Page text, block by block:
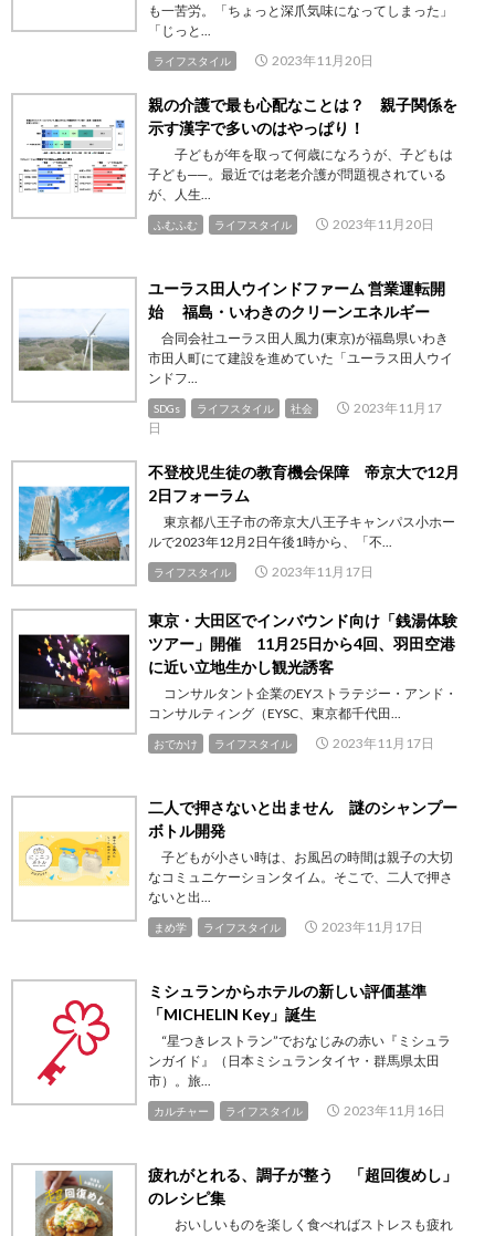
も一苦労。「ちょっと深爪気味になってしまった」
「じっと...
ライフスタイル 2023年11月20日
親の介護で最も心配なことは？ 親子関係を
示す漢字で多いのはやっぱり！
子どもが年を取って何歳になろうが、子どもは
子ども──。最近では老老介護が問題視されている
が、人生...
ふむふむ ライフスタイル 2023年11月20日
ユーラス田人ウインドファーム 営業運転開
始 福島・いわきのクリーンエネルギー
合同会社ユーラス田人風力(東京)が福島県いわき
市田人町にて建設を進めていた「ユーラス田人ウイ
ンドフ...
SDGs ライフスタイル 社会
2023年11月17
日
不登校児生徒の教育機会保障 帝京大で12月
2日フォーラム
東京都八王子市の帝京大八王子キャンパス小ホー
ルで2023年12月2日午後1時から、「不...
ライフスタイル 2023年11月17日
東京・大田区でインバウンド向け「銭湯体験
ツアー」開催 11月25日から4回、羽田空港
に近い立地生かし観光誘客
コンサルタント企業のEYストラテジー・アンド・
コンサルティング（EYSC、東京都千代田...
おでかけ ライフスタイル 2023年11月17日
二人で押さないと出ません 謎のシャンプー
ボトル開発
子どもが小さい時は、お風呂の時間は親子の大切
なコミュニケーションタイム。そこで、二人で押さ
ないと出...
まめ学 ライフスタイル 2023年11月17日
ミシュランからホテルの新しい評価基準
「MICHELIN Key」誕生
“星つきレストラン”でおなじみの赤い『ミシュラ
ンガイド』（日本ミシュランタイヤ・群馬県太田
市）。旅...
カルチャー ライフスタイル 2023年11月16日
疲れがとれる、調子が整う 「超回復めし」
のレシピ集
おいしいものを楽しく食べればストレスも疲れ